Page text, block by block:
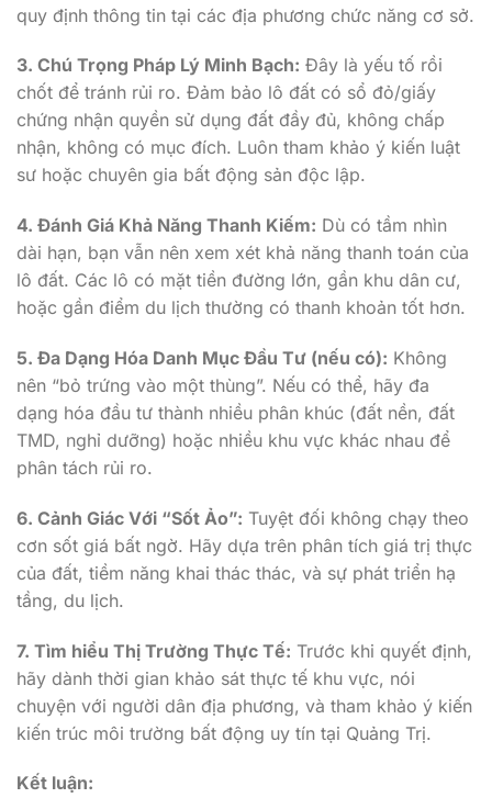
quy định thông tin tại các địa phương chức năng cơ sở.
3. Chú Trọng Pháp Lý Minh Bạch: Đây là yếu tố rồi
chốt để tránh rủi ro. Đảm bảo lô đất có sổ đỏ/giấy
chứng nhận quyền sử dụng đất đầy đủ, không chấp
nhận, không có mục đích. Luôn tham khảo ý kiến ​​luật
sư hoặc chuyên gia bất động sản độc lập.
4. Đánh Giá Khả Năng Thanh Kiếm: Dù có tầm nhìn
dài hạn, bạn vẫn nên xem xét khả năng thanh toán của
lô đất. Các lô có mặt tiền đường lớn, gần khu dân cư,
hoặc gần điểm du lịch thường có thanh khoản tốt hơn.
5. Đa Dạng Hóa Danh Mục Đầu Tư (nếu có): Không
nên “bỏ trứng vào một thùng”. Nếu có thể, hãy đa
dạng hóa đầu tư thành nhiều phân khúc (đất nền, đất
TMD, nghỉ dưỡng) hoặc nhiều khu vực khác nhau để
phân tách rủi ro.
6. Cảnh Giác Với “Sốt Ảo”: Tuyệt đối không chạy theo
cơn sốt giá bất ngờ. Hãy dựa trên phân tích giá trị thực
của đất, tiềm năng khai thác thác, và sự phát triển hạ
tầng, du lịch.
7. Tìm hiểu Thị Trường Thực Tế: Trước khi quyết định,
hãy dành thời gian khảo sát thực tế khu vực, nói
chuyện với người dân địa phương, và tham khảo ý kiến
​​kiến ​​trúc môi trường bất động uy tín tại Quảng Trị.
Kết luận: